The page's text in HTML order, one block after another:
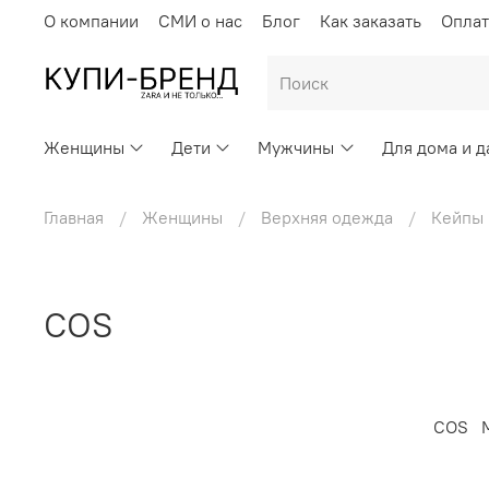
О компании СМИ о нас Блог Как заказать
Женщины Дети Мужчины Для дома и
Главная Женщины Верхняя одежда Кейпы
COS
COS